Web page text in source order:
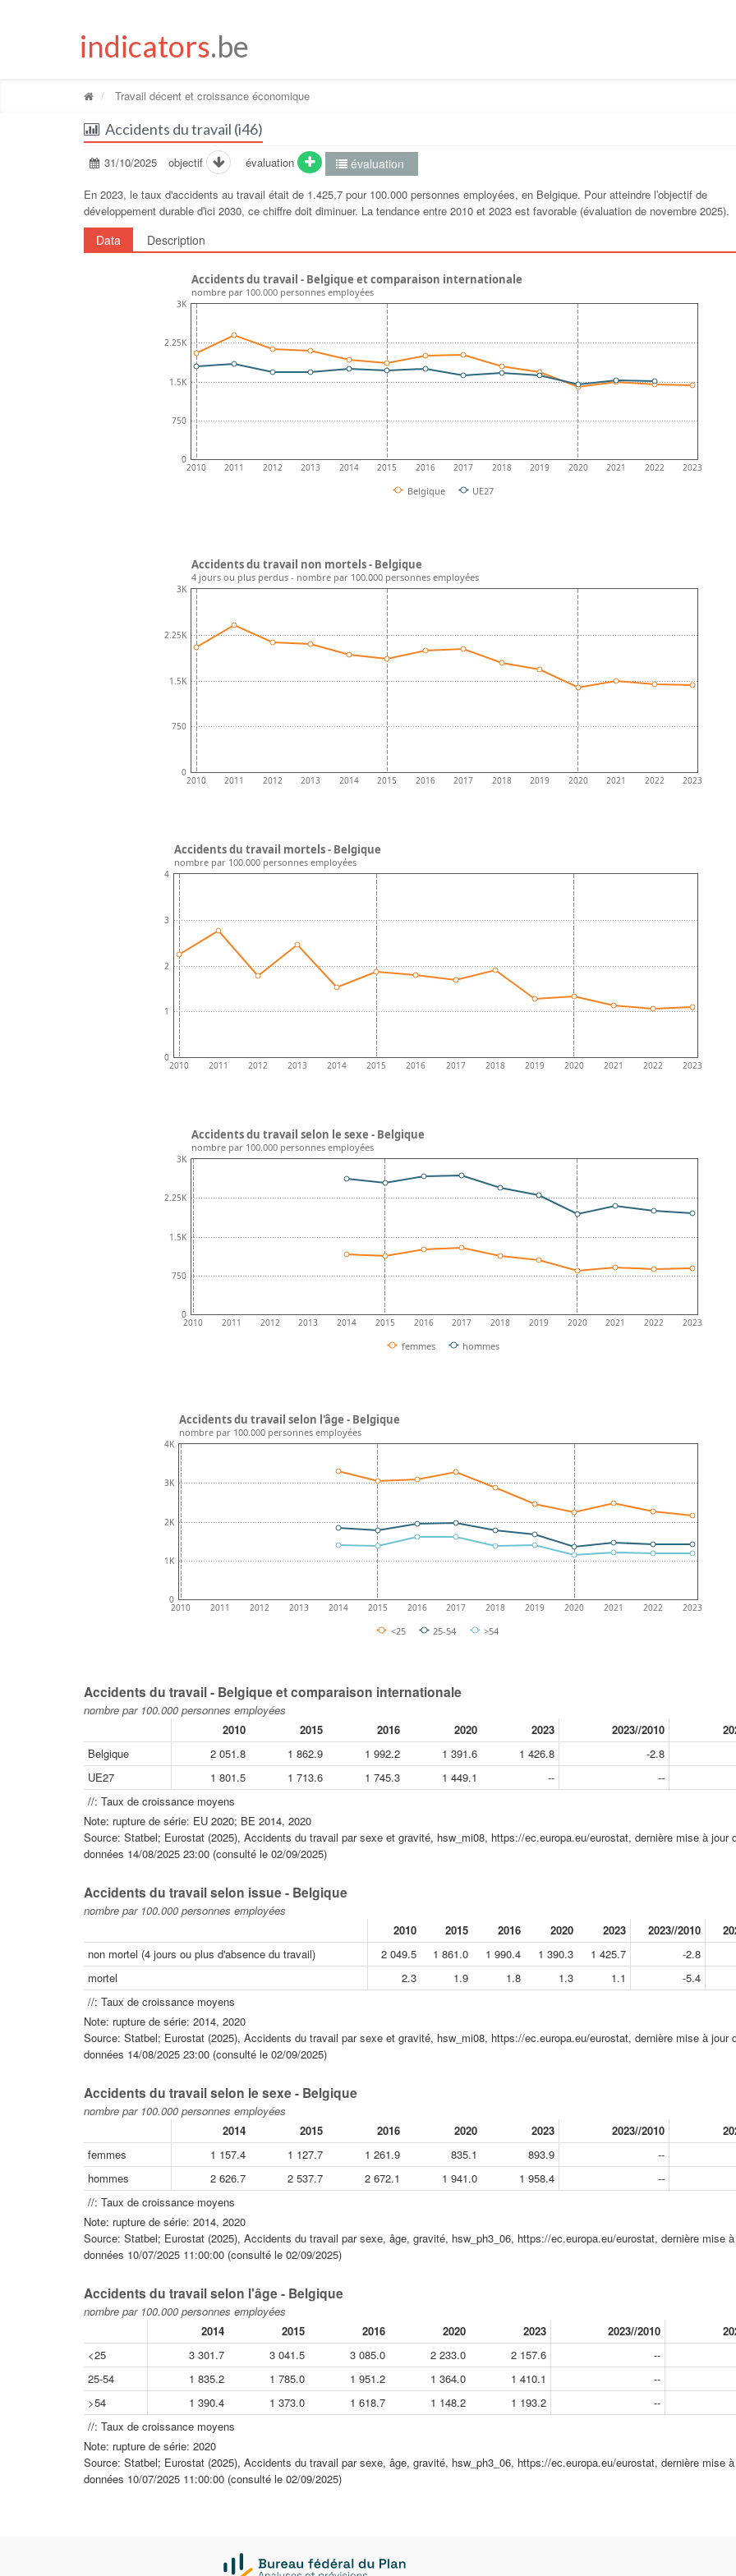
indicators.be
Travail décent et croissance économique
Accidents du travail (i46)
31/10/2025 objectif évaluation évaluation
En 2023, le taux d'accidents au travail était de 1.425,7 pour 100.000 personnes employées, en Belgique. Pour atteindre lʹobjectif de
développement durable dʹici 2030, ce chiffre doit diminuer. La tendance entre 2010 et 2023 est favorable (évaluation de novembre 2025).
Data Description
2010 2011 2012 2013 2014 2015 2016 2017 2018 2019 2020 2021 2022 2023
0
750
1.5K
2.25K
3K
Belgique UE27
Accidents du travail - Belgique et comparaison internationale
nombre par 100.000 personnes employées
2010 2011 2012 2013 2014 2015 2016 2017 2018 2019 2020 2021 2022 2023
0
750
1.5K
2.25K
3K
Accidents du travail non mortels - Belgique
4 jours ou plus perdus - nombre par 100.000 personnes employées
2010 2011 2012 2013 2014 2015 2016 2017 2018 2019 2020 2021 2022 2023
0
1
2
3
4
Accidents du travail mortels - Belgique
nombre par 100.000 personnes employées
2010 2011 2012 2013 2014 2015 2016 2017 2018 2019 2020 2021 2022 2023
0
750
1.5K
2.25K
3K
femmes hommes
Accidents du travail selon le sexe - Belgique
nombre par 100.000 personnes employées
2010 2011 2012 2013 2014 2015 2016 2017 2018 2019 2020 2021 2022 2023
0
1K
2K
3K
4K
<25 25-54 >54
Accidents du travail selon l'âge - Belgique
nombre par 100.000 personnes employées
Accidents du travail - Belgique et comparaison internationale
nombre par 100.000 personnes employées
2010
2015 2016 2020 2023 2023//2010
Belgique
2 051.8 1 862.9 1 992.2 1 391.6 1 426.8 -2.8
UE27
1 801.5 1 713.6 1 745.3 1 449.1 -- --
//: Taux de croissance moyens
Note: rupture de série: EU 2020; BE 2014, 2020
Source: Statbel; Eurostat (2025), Accidents du travail par sexe et gravité, hsw_mi08, https://ec.europa.eu/eurostat, dernière mise à jour
données 14/08/2025 23:00 (consulté le 02/09/2025)
Accidents du travail selon issue - Belgique
nombre par 100.000 personnes employées
2010
2015 2016 2020 2023 2023//2010
non mortel (4 jours ou plus d'absence du travail)
2 049.5 1 861.0 1 990.4 1 390.3 1 425.7 -2.8
mortel
2.3 1.9 1.8 1.3 1.1 -5.4
//: Taux de croissance moyens
Note: rupture de série: 2014, 2020
Source: Statbel; Eurostat (2025), Accidents du travail par sexe et gravité, hsw_mi08, https://ec.europa.eu/eurostat, dernière mise à jour
données 14/08/2025 23:00 (consulté le 02/09/2025)
Accidents du travail selon le sexe - Belgique
nombre par 100.000 personnes employées
2014
2015 2016 2020 2023 2023//2010
femmes
1 157.4 1 127.7 1 261.9 835.1 893.9 --
hommes
2 626.7 2 537.7 2 672.1 1 941.0 1 958.4 --
//: Taux de croissance moyens
Note: rupture de série: 2014, 2020
Source: Statbel; Eurostat (2025), Accidents du travail par sexe, âge, gravité, hsw_ph3_06, https://ec.europa.eu/eurostat, dernière mise
données 10/07/2025 11:00:00 (consulté le 02/09/2025)
Accidents du travail selon l'âge - Belgique
nombre par 100.000 personnes employées
2014
2015 2016 2020 2023 2023//2010
<25
3 301.7 3 041.5 3 085.0 2 233.0 2 157.6 --
25-54
1 835.2 1 785.0 1 951.2 1 364.0 1 410.1 --
>54
1 390.4 1 373.0 1 618.7 1 148.2 1 193.2 --
//: Taux de croissance moyens
Note: rupture de série: 2020
Source: Statbel; Eurostat (2025), Accidents du travail par sexe, âge, gravité, hsw_ph3_06, https://ec.europa.eu/eurostat, dernière mise
données 10/07/2025 11:00:00 (consulté le 02/09/2025)